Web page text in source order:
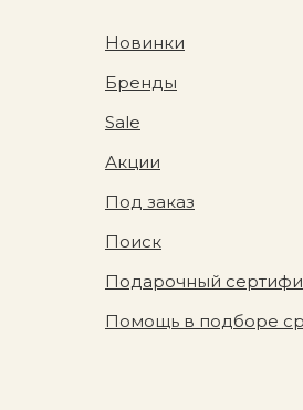
Новинки
Бренды
Sale
Акции
Под заказ
Поиск
Подарочный
Помощь в подборе